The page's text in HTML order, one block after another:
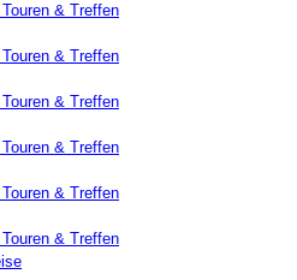
& Treffen
& Treffen
& Treffen
& Treffen
& Treffen
& Treffen